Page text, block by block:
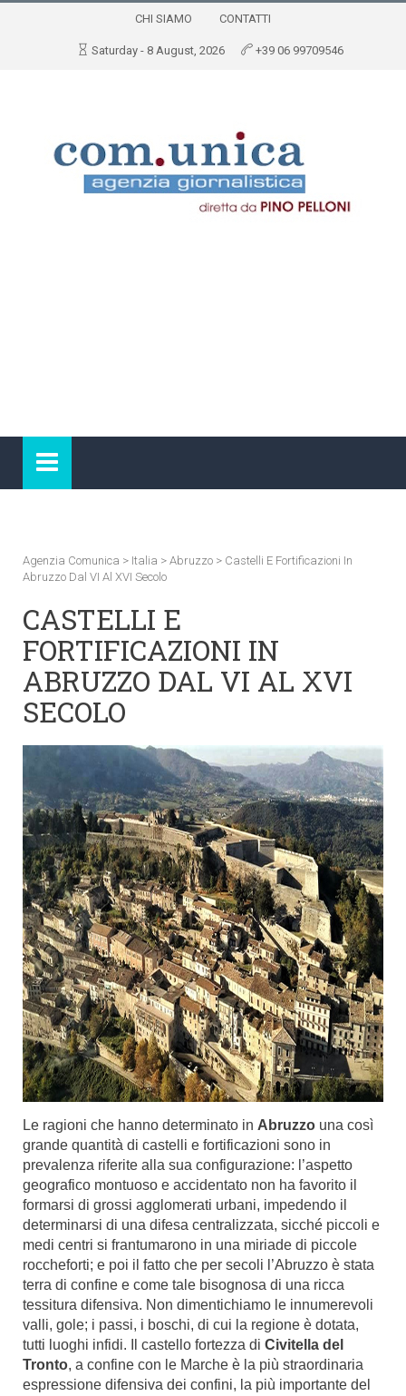
CHI SIAMO CONTATTI
Saturday - 8 August, 2026 +39 06 99709546
Agenzia Comunica > Italia > Abruzzo > Castelli E Fortificazioni In
Abruzzo Dal VI Al XVI Secolo
CASTELLI E
FORTIFICAZIONI IN
ABRUZZO DAL VI AL XVI
SECOLO
Le ragioni che hanno determinato in Abruzzo una così
grande quantità di castelli e fortificazioni sono in
prevalenza riferite alla sua configurazione: l’aspetto
geografico montuoso e accidentato non ha favorito il
formarsi di grossi agglomerati urbani, impedendo il
determinarsi di una difesa centralizzata, sicché piccoli e
medi centri si frantumarono in una miriade di piccole
roccheforti; e poi il fatto che per secoli l’Abruzzo è stata
terra di confine e come tale bisognosa di una ricca
tessitura difensiva. Non dimentichiamo le innumerevoli
valli, gole; i passi, i boschi, di cui la regione è dotata,
tutti luoghi infidi. Il castello fortezza di Civitella del
Tronto, a confine con le Marche è la più straordinaria
espressione difensiva dei confini, la più importante del